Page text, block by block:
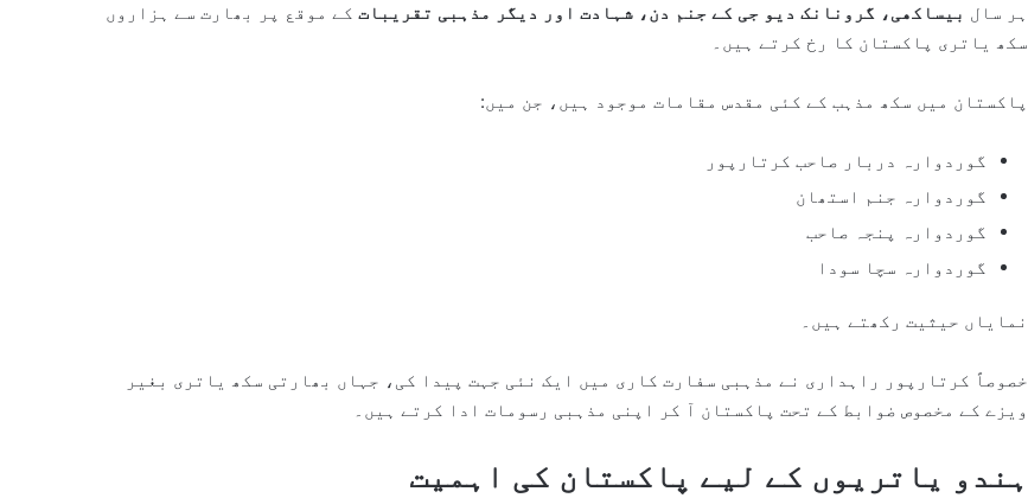
ہر سال بیساکھی، گرونانک دیو جی کے جنم دن، شہادت اور دیگر مذہبی تقریبات کے موقع پر بھارت سے ہزاروں
سکھ یاتری پاکستان کا رخ کرتے ہیں۔
پاکستان میں سکھ مذہب کے کئی مقدس مقامات موجود ہیں، جن میں:
گوردوارہ دربار صاحب کرتارپور
گوردوارہ جنم استھان
گوردوارہ پنجہ صاحب
گوردوارہ سچا سودا
نمایاں حیثیت رکھتے ہیں۔
خصوصاً کرتارپور راہداری نے مذہبی سفارت کاری میں ایک نئی جہت پیدا کی، جہاں بھارتی سکھ یاتری بغیر
ویزے کے مخصوص ضوابط کے تحت پاکستان آ کر اپنی مذہبی رسومات ادا کرتے ہیں۔
ہندو یاتریوں کے لیے پاکستان کی اہمیت